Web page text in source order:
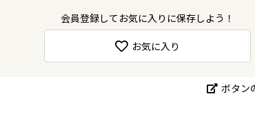
会員登録してお気に入りに保存しよう！
お気に入り
ボタン